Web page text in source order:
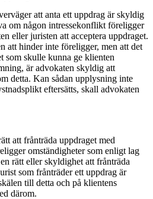
att anta ett uppdrag är skyldig
om någon intressekonflikt föreligger
eller juristen att acceptera uppdraget.
att hinder inte föreligger, men att det
som skulle kunna ge klienten
är advokaten skyldig att
detta. Kan sådan upplysning inte
eftersätts, skall advokaten
att frånträda uppdraget med
omständigheter som enligt lag
rätt eller skyldighet att frånträda
som frånträder ett uppdrag är
till detta och på klientens
därom.